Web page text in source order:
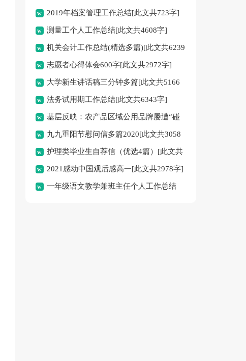
3905字]
2019年档案管理工作总结[此文共723字]
测量工个人工作总结[此文共4608字]
机关会计工作总结(精选多篇)[此文共6239
字] 志愿者心得体会600字[此文共2972字]
大学新生讲话稿三分钟多篇[此文共5166
字] 法务试用期工作总结[此文共6343字]
基层反映：农产品区域公用品牌屡遭“碰
瓷”需警惕[此文共956字]
九九重阳节慰问信多篇2020[此文共3058
字] 护理类毕业生自荐信（优选4篇）[此文共
2209字]
2021感动中国观后感高一[此文共2978字]
一年级语文教学兼班主任个人工作总结